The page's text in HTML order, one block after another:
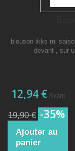
blouson ikks mi
devant , sur
12,94 € Avant
19,90 € -35%
Ajouter au
panier